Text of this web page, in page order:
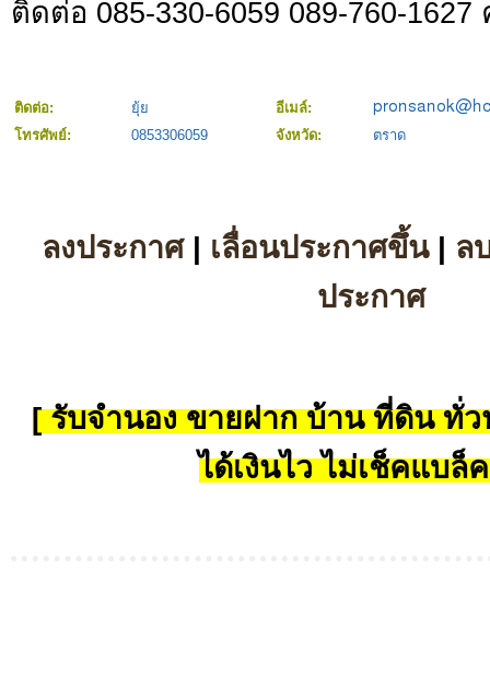
ติดต่อ 085-330-6059 089-760-
ติดต่อ: ยุ้ย
อีเมล์:
โทรศัพย์:
0853306059 จังหวัด: ตราด
ลงประกาศ| เลื่อนประกาศขึ้น| ล
ประกาศ
[ รับจำนอง ขายฝาก บ้าน ที่ดิน ทั่ว
ได้เงินไว ไม่เช็คแบล็